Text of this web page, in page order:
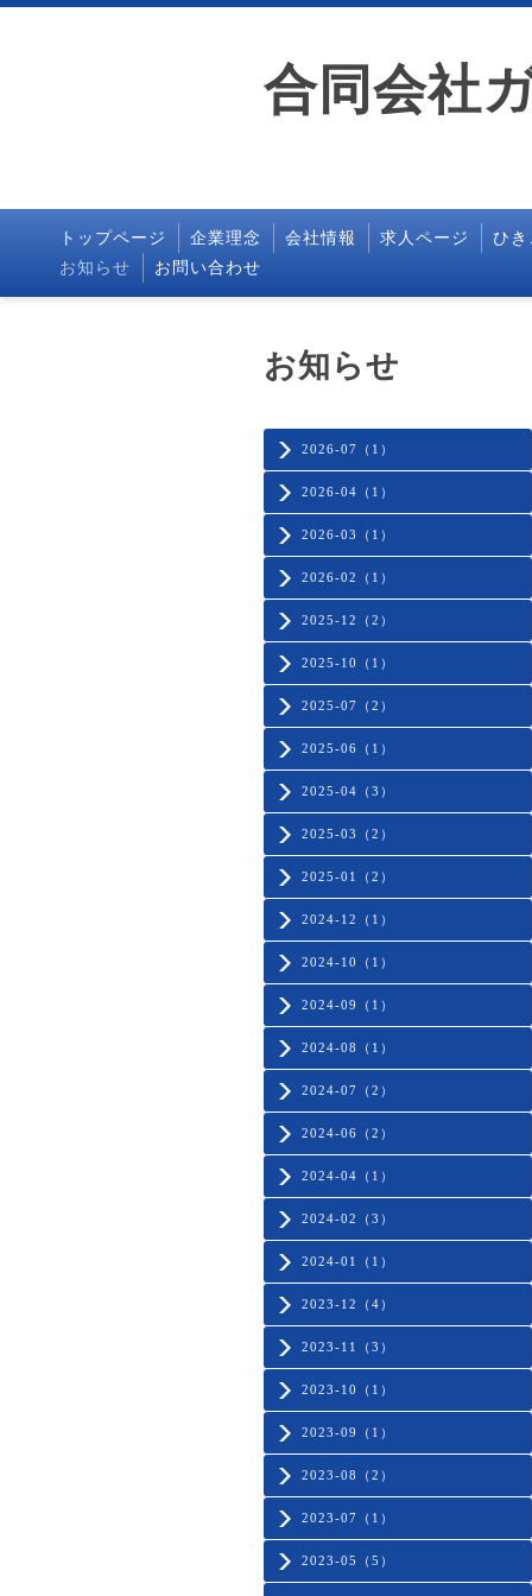
合同会社
トップページ 企業理念 会社情報 求人ページ ひき
お知らせ
お問い合わせ
2026-07（1）
2026-04（1）
2026-03（1）
2026-02（1）
2025-12（2）
2025-10（1）
2025-07（2）
2025-06（1）
2025-04（3）
2025-03（2）
2025-01（2）
2024-12（1）
2024-10（1）
2024-09（1）
2024-08（1）
2024-07（2）
2024-06（2）
2024-04（1）
2024-02（3）
2024-01（1）
2023-12（4）
2023-11（3）
2023-10（1）
2023-09（1）
2023-08（2）
2023-07（1）
2023-05（5）
お知らせ